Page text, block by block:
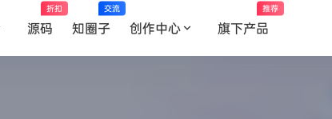
源码
折扣
知圈子
交流
创作中心 旗下产品
推荐